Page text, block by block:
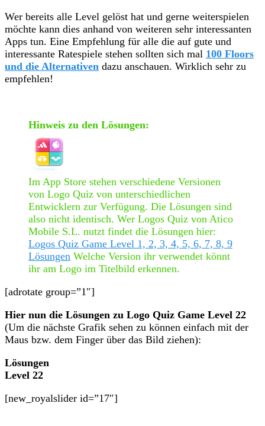
Wer bereits alle Level gelöst hat und gerne weiterspielen
möchte kann dies anhand von weiteren sehr interessanten
Apps tun. Eine Empfehlung für alle die auf gute und
interessante Ratespiele stehen sollten sich mal 100 Floors
und die Alternativen dazu anschauen. Wirklich sehr zu
empfehlen!
Hinweis zu den Lösungen:
Im App Store stehen verschiedene Versionen
von Logo Quiz von unterschiedlichen
Entwicklern zur Verfügung. Die Lösungen sind
also nicht identisch. Wer Logos Quiz von Atico
Mobile S.L. nutzt findet die Lösungen hier:
Logos Quiz Game Level 1, 2, 3, 4, 5, 6, 7, 8, 9
Lösungen Welche Version ihr verwendet könnt
ihr am Logo im Titelbild erkennen.
[adrotate group=”1″]
Hier nun die Lösungen zu Logo Quiz Game Level 22
(Um die nächste Grafik sehen zu können einfach mit der
Maus bzw. dem Finger über das Bild ziehen):
Lösungen
Level 22
[new_royalslider id=”17″]